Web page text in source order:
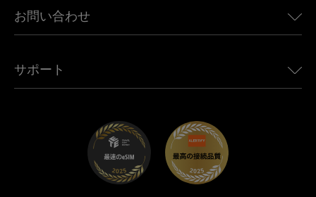
アフリカ向けeSIM
すべての目的地を見る
Jeep向けUbigi
Mini向けUbigi
Maserati向けUbigi
Ubigi関連プレス
Ubigiアプリ
お問い合わせ
アフェリエイトプログラム
サポート
トラブルシューティング
ヘルプセンター
お問い合わせ先